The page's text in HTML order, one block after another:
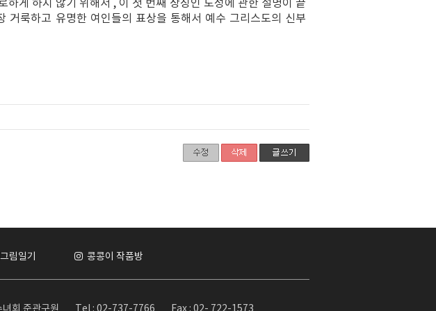
하게 하지 않기 위해서 , 이 첫 번째 상징인 도성에 관한 설명이 끝
거룩하고 유명한 여인들의 표상을 통해서 예수 그리스도의 신부
림일기 콩콩이 작품방